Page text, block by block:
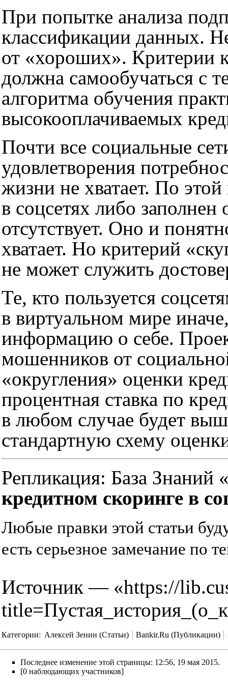
При попытке анализа
классификации данных.
от «хороших». Критерии
должна самообучаться с
алгоритма обучения
высокооплачиваемых
Почти все социальные
удовлетворения
жизни не хватает. По
в соцсетях либо
отсутствует. Оно и
хватает. Но критерий
не может служить
Те, кто пользуется
в виртуальном мире
информацию о себе.
мошенников от
«округления» оценки
процентная ставка по
в любом случае будет
стандартную схему
Репликация: База
кредитном скоринге в
Любые правки этой статьи
есть серьезное замечание по
Источник — «https://
Категории: Алексей Зенин (Статьи) Bankir.Ru (Публикации)
Последнее изменение этой страницы: 12:56, 19 мая 2015.
[0 наблюдающих участников]